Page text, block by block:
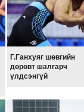
Г.Ганхуяг шөвгийн
дөрөвт шалгарч
үлдсэнгүй